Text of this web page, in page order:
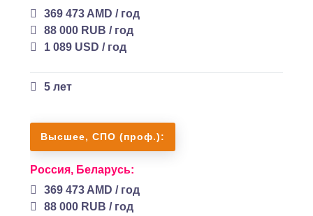
369 473 AMD / год
88 000 RUB / год
1 089 USD / год
5 лет
Высшее, СПО (проф.):
Россия, Беларусь:
369 473 AMD / год
88 000 RUB / год